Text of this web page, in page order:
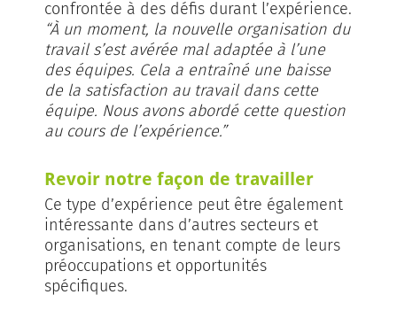
confrontée à des défis durant l’expérience.
“À un moment, la nouvelle organisation du
travail s’est avérée mal adaptée à l’une
des équipes. Cela a entraîné une baisse
de la satisfaction au travail dans cette
équipe. Nous avons abordé cette question
au cours de l’expérience.”
Revoir notre façon de travailler
Ce type d’expérience peut être également
intéressante dans d’autres secteurs et
organisations, en tenant compte de leurs
préoccupations et opportunités
spécifiques.